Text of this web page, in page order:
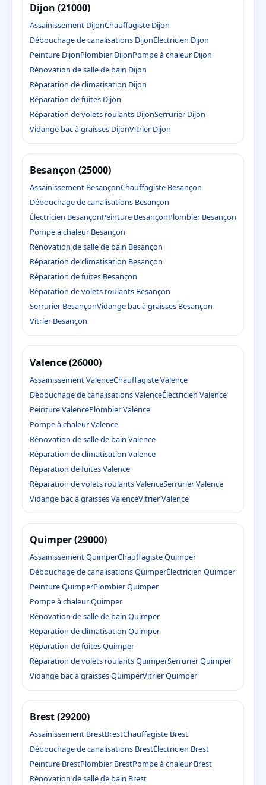
Dijon (21000)
Assainissement DijonChauffagiste Dijon
Débouchage de canalisations DijonÉlectricien Dijon
Peinture DijonPlombier DijonPompe à chaleur Dijon
Rénovation de salle de bain Dijon
Réparation de climatisation Dijon
Réparation de fuites Dijon
Réparation de volets roulants DijonSerrurier Dijon
Vidange bac à graisses DijonVitrier Dijon
Besançon (25000)
Assainissement BesançonChauffagiste Besançon
Débouchage de canalisations Besançon
Électricien BesançonPeinture BesançonPlombier Besançon
Pompe à chaleur Besançon
Rénovation de salle de bain Besançon
Réparation de climatisation Besançon
Réparation de fuites Besançon
Réparation de volets roulants Besançon
Serrurier BesançonVidange bac à graisses Besançon
Vitrier Besançon
Valence (26000)
Assainissement ValenceChauffagiste Valence
Débouchage de canalisations ValenceÉlectricien Valence
Peinture ValencePlombier Valence
Pompe à chaleur Valence
Rénovation de salle de bain Valence
Réparation de climatisation Valence
Réparation de fuites Valence
Réparation de volets roulants ValenceSerrurier Valence
Vidange bac à graisses ValenceVitrier Valence
Quimper (29000)
Assainissement QuimperChauffagiste Quimper
Débouchage de canalisations QuimperÉlectricien Quimper
Peinture QuimperPlombier Quimper
Pompe à chaleur Quimper
Rénovation de salle de bain Quimper
Réparation de climatisation Quimper
Réparation de fuites Quimper
Réparation de volets roulants QuimperSerrurier Quimper
Vidange bac à graisses QuimperVitrier Quimper
Brest (29200)
Assainissement BrestBrestChauffagiste Brest
Débouchage de canalisations BrestÉlectricien Brest
Peinture BrestPlombier BrestPompe à chaleur Brest
Rénovation de salle de bain Brest